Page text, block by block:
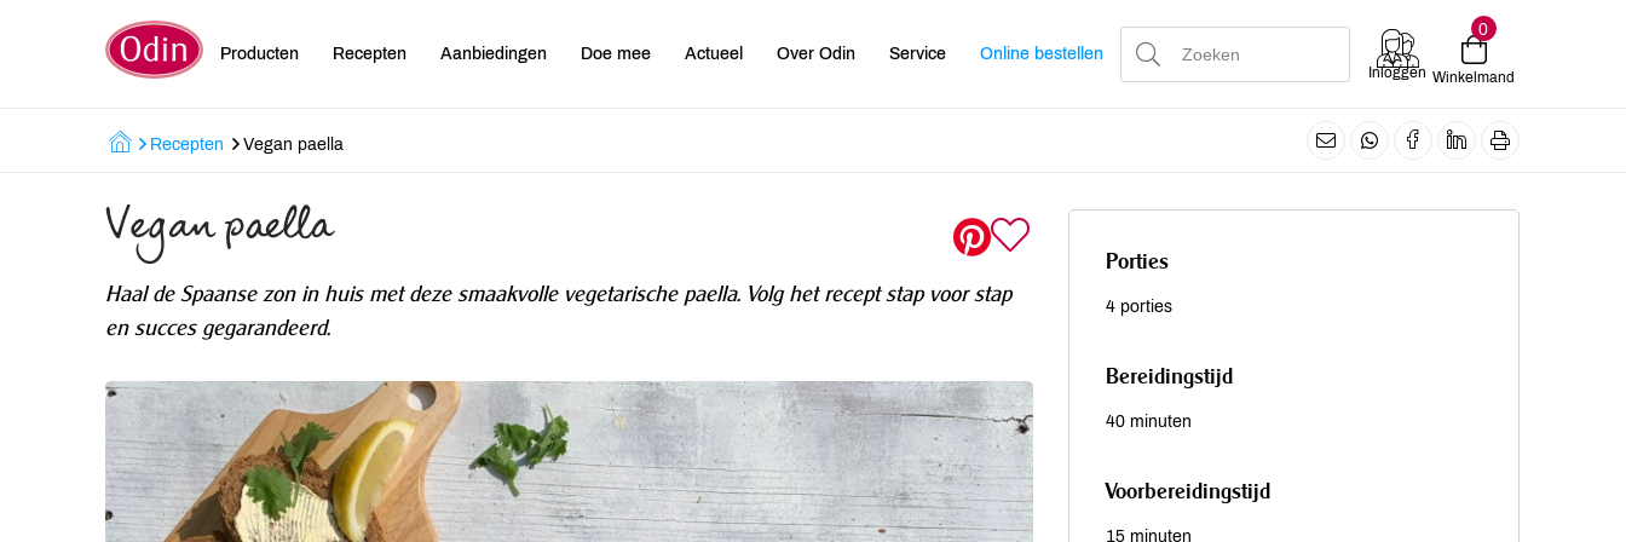
Producten Recepten Aanbiedingen Doe mee Actueel Over Odin Service Online bestellen
Inloggen
0
Winkelmand
Recepten Vegan paella
Vegan paella
Haal de Spaanse zon in huis met deze smaakvolle vegetarische paella. Volg het recept stap voor stap
en succes gegarandeerd.
Porties
4 porties
Bereidingstijd
40 minuten
Voorbereidingstijd
15 minuten